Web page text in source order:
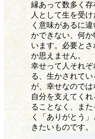
縁あって数多く
人として生を受
く意味があるに
かできない、何
います。必要と
か思えません。
幸せって人それ
る、生かされて
が、幸せなのでは
自分を支えてく
ることなく、ま
く「ありがとう
きたいものです。